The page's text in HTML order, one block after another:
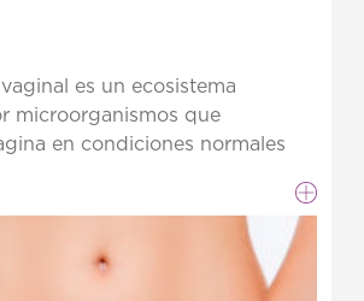
es un ecosistema
microorganismos que
en condiciones normales